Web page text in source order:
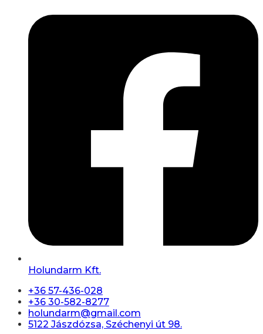
Holundarm Kft.
+36 57-436-028
+36 30-582-8277
holundarm@gmail.com
5122 Jászdózsa, Széchenyi út 98.